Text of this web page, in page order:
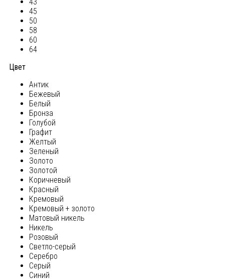
43
45
50
58
60
64
Цвет
Антик
Бежевый
Белый
Бронза
Голубой
Графит
Желтый
Зеленый
Золото
Золотой
Коричневый
Красный
Кремовый
Кремовый + золото
Матовый никель
Никель
Розовый
Светло-серый
Серебро
Серый
Синий